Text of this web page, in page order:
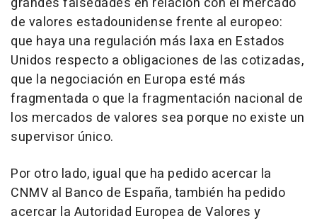
de valores estadounidense frente al europeo:
que haya una regulación más laxa en Estados
Unidos respecto a obligaciones de las cotizadas,
que la negociación en Europa esté más
fragmentada o que la fragmentación nacional de
los mercados de valores sea porque no existe un
supervisor único.
Por otro lado, igual que ha pedido acercar la
CNMV al Banco de España, también ha pedido
acercar la Autoridad Europea de Valores y